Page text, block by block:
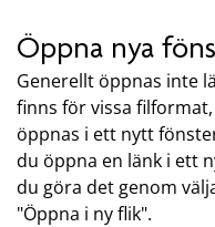
Öppna nya
Generellt öppnas inte
finns för vissa
öppnas i ett nytt
du öppna en länk i ett
du göra det genom
"Öppna i ny flik".